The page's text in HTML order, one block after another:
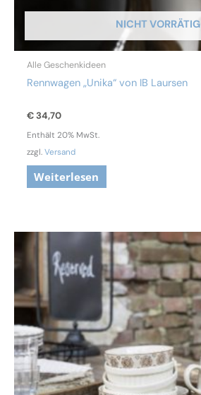
NICHT VORRÄTIG
Alle Geschenkideen
Rennwagen „Unika“ von IB Laursen
€34,70
Enthält 20% MwSt.
zzgl.Versand
Weiterlesen